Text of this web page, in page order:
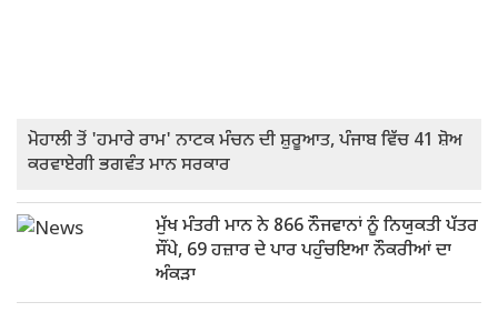
ਮੋਹਾਲੀ ਤੋਂ 'ਹਮਾਰੇ ਰਾਮ' ਨਾਟਕ ਮੰਚਨ ਦੀ ਸ਼ੁਰੂਆਤ, ਪੰਜਾਬ ਵਿੱਚ 41 ਸ਼ੋਅ
ਕਰਵਾਏਗੀ ਭਗਵੰਤ ਮਾਨ ਸਰਕਾਰ
ਮੁੱਖ ਮੰਤਰੀ ਮਾਨ ਨੇ 866 ਨੌਜਵਾਨਾਂ ਨੂੰ ਨਿਯੁਕਤੀ ਪੱਤਰ
ਸੌਂਪੇ, 69 ਹਜ਼ਾਰ ਦੇ ਪਾਰ ਪਹੁੰਚਇਆ ਨੌਕਰੀਆਂ ਦਾ
ਅੰਕੜਾ